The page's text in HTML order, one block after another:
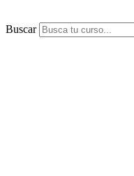
Buscar